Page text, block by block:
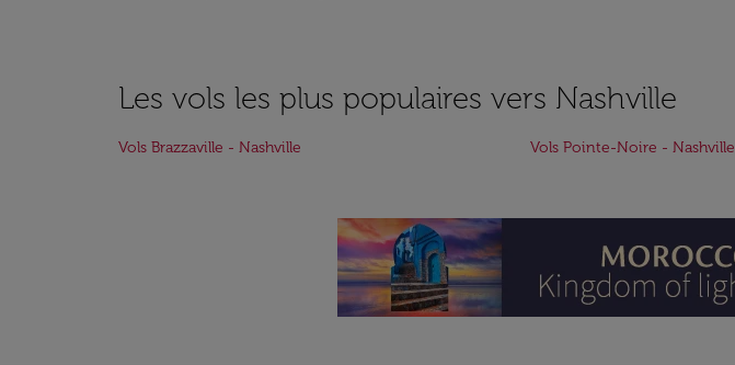
Les vols les plus populaires vers Nashville
Vols Brazzaville - Nashville Vols Pointe-Noire - Nashville